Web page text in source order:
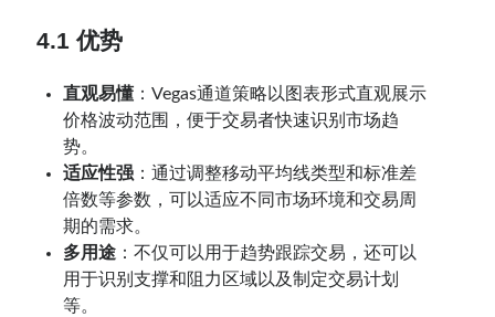
4.1 优势
直观易懂 ：Vegas通道策略以图表形式直观展示
价格波动范围，便于交易者快速识别市场趋
势。
适应性强 ：通过调整移动平均线类型和标准差
倍数等参数，可以适应不同市场环境和交易周
期的需求。
多用途 ：不仅可以用于趋势跟踪交易，还可以
用于识别支撑和阻力区域以及制定交易计划
等。